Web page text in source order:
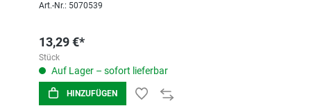
Art.-Nr.: 5070539
13,29 €*
Stück
Auf Lager – sofort lieferbar
HINZUFÜGEN